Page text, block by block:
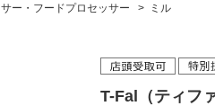
サー・フードプロセッサー > ミル
T-Fal（ティフ